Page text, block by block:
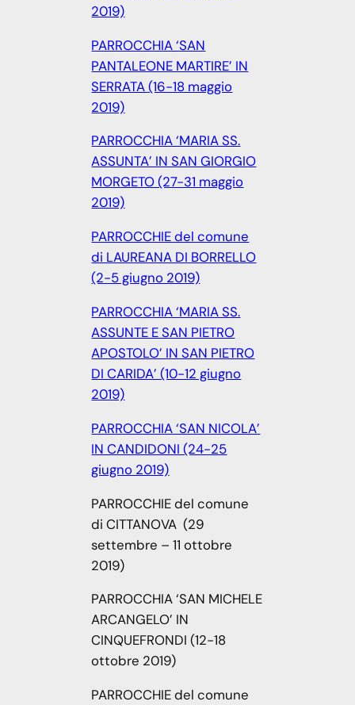
2019)
PARROCCHIA ‘SAN
PANTALEONE MARTIRE’ IN
SERRATA (16-18 maggio
2019)
PARROCCHIA ‘MARIA SS.
ASSUNTA’ IN SAN GIORGIO
MORGETO (27-31 maggio
2019)
PARROCCHIE del comune
di LAUREANA DI BORRELLO
(2-5 giugno 2019)
PARROCCHIA ‘MARIA SS.
ASSUNTE E SAN PIETRO
APOSTOLO’ IN SAN PIETRO
DI CARIDA’ (10-12 giugno
2019)
PARROCCHIA ‘SAN NICOLA’
IN CANDIDONI (24-25
giugno 2019)
PARROCCHIE del comune
di CITTANOVA (29
settembre – 11 ottobre
2019)
PARROCCHIA ‘SAN MICHELE
ARCANGELO’ IN
CINQUEFRONDI (12-18
ottobre 2019)
PARROCCHIE del comune